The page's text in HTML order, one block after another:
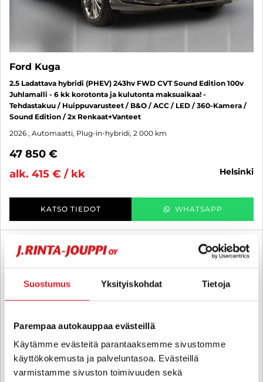
Suostumus Yksityiskohdat Tietoja
Parempaa autokauppaa evästeillä
Käytämme evästeitä parantaaksemme sivustomme
käyttökokemusta ja palveluntasoa. Evästeillä
varmistamme sivuston toimivuuden sekä
Ford Kuga
2.5 Ladattava hybridi (PHEV) 243hv FWD CVT Sound Edition 100v
Juhlamalli - 6 kk korotonta ja kulutonta maksuaikaa! -
Tehdastakuu / Huippuvarusteet / B&O / ACC / LED / 360-Kamera /
Sound Edition / 2x Renkaat+Vanteet
2026 , Automaatti, Plug-in-hybridi, 2 000 km
47 850 €
alk. 415 € / kk
helsinki
KATSO TIEDOT WHATSAPP
6 kk korotonta ja kulutonta